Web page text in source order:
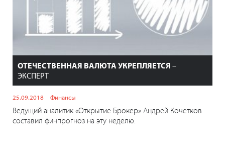
ОТЕЧЕСТВЕННАЯ ВАЛЮТА УКРЕПЛЯЕТСЯ –
ЭКСПЕРТ
25.09.2018 Финансы
Ведущий аналитик «Открытие Брокер» Андрей Кочетков
составил финпрогноз на эту неделю.